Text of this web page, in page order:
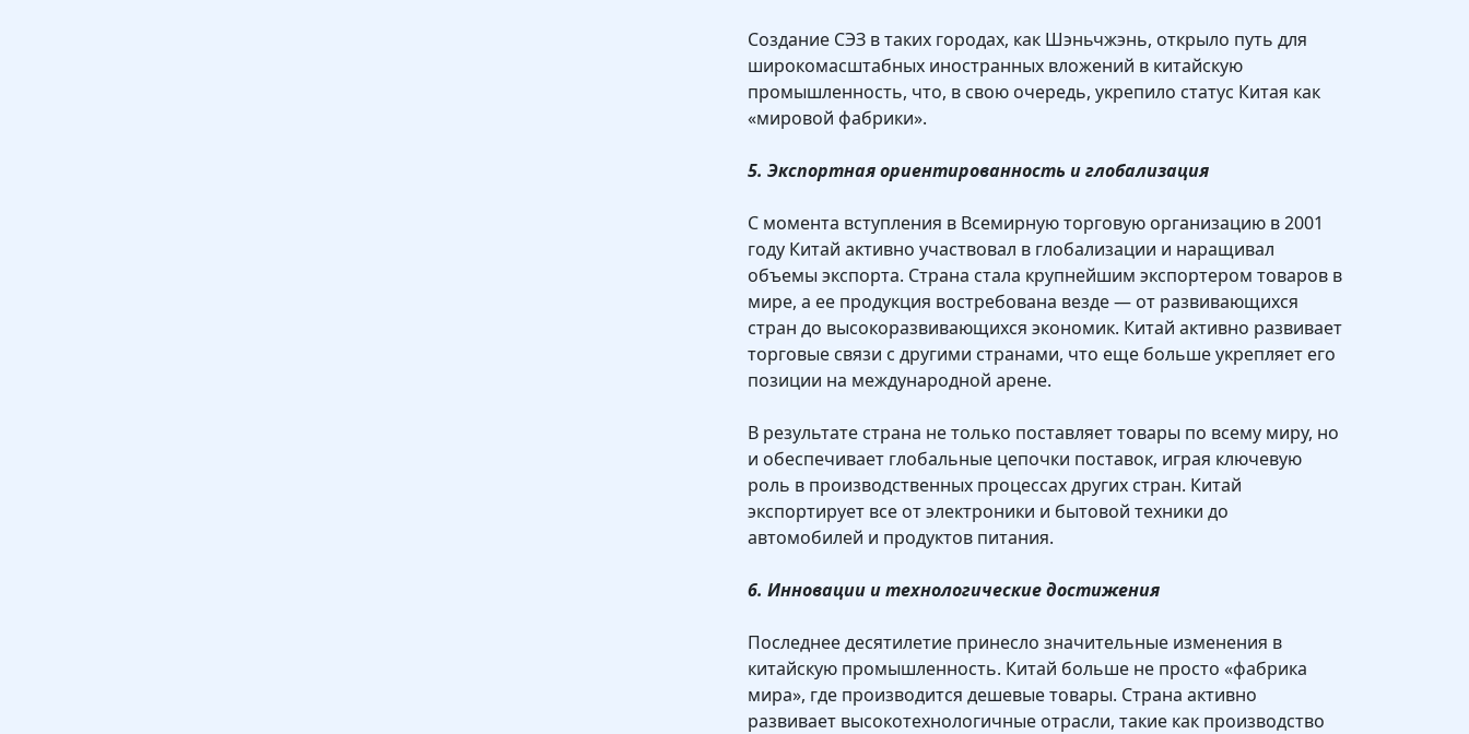
Создание СЭЗ в таких городах, как Шэньчжэнь, открыло путь для
широкомасштабных иностранных вложений в китайскую
промышленность, что, в свою очередь, укрепило статус Китая как
«мировой фабрики».
5. Экспортная ориентированность и глобализация
С момента вступления в Всемирную торговую организацию в 2001
году Китай активно участвовал в глобализации и наращивал
объемы экспорта. Страна стала крупнейшим экспортером товаров в
мире, а ее продукция востребована везде — от развивающихся
стран до высокоразвивающихся экономик. Китай активно развивает
торговые связи с другими странами, что еще больше укрепляет его
позиции на международной арене.
В результате страна не только поставляет товары по всему миру, но
и обеспечивает глобальные цепочки поставок, играя ключевую
роль в производственных процессах других стран. Китай
экспортирует все от электроники и бытовой техники до
автомобилей и продуктов питания.
6. Инновации и технологические достижения
Последнее десятилетие принесло значительные изменения в
китайскую промышленность. Китай больше не просто «фабрика
мира», где производится дешевые товары. Страна активно
развивает высокотехнологичные отрасли, такие как производство